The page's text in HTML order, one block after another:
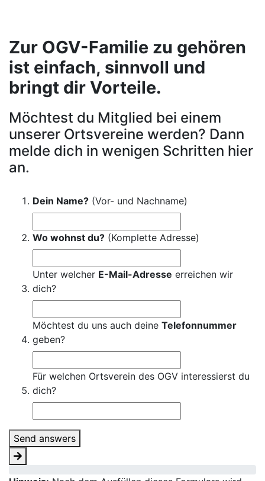
Zur OGV-Familie zu gehören
ist einfach, sinnvoll und
bringt dir Vorteile.
Möchtest du Mitglied bei einem
unserer Ortsvereine werden? Dann
melde dich in wenigen Schritten hier
an.
Dein Name? (Vor- und Nachname)
Wo wohnst du? (Komplette Adresse)
Unter welcher E-Mail-Adresse erreichen wir
dich?
Möchtest du uns auch deine Telefonnummer
geben?
Für welchen Ortsverein des OGV interessierst du
dich?
Send answers